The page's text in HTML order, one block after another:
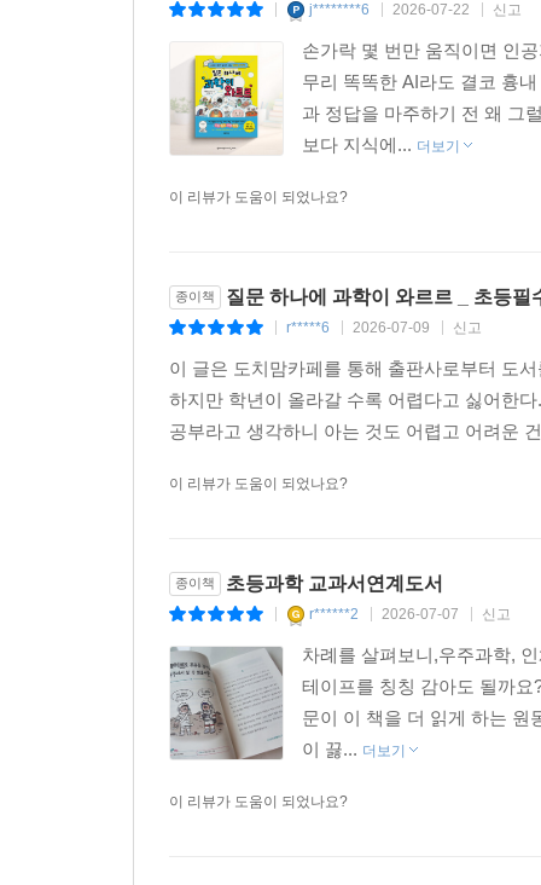
j********6 2026-07-22 신고
손가락 몇 번만 움직이면 인
무리 똑똑한 AI라도 결코 흉
과 정답을 마주하기 전 왜 그
보다 지식에... 더보기
이 리뷰가 도움이 되었나요?
종이책 질문 하나에 과학이 와르르 _ 초등필
r*****6 2026-07-09 신고
이 글은 도치맘카페를 통해 출판사로부터 도
하지만 학년이 올라갈 수록 어렵다고 싫어한
공부라고 생각하니 아는 것도 어렵고 어려운
이 리뷰가 도움이 되었나요?
종이책 초등과학 교과서연계도서
r******2 2026-07-07 신고
차례를 살펴보니,우주과학,
테이프를 칭칭 감아도 될까
문이 이 책을 더 읽게 하는 원
이 끓... 더보기
이 리뷰가 도움이 되었나요?